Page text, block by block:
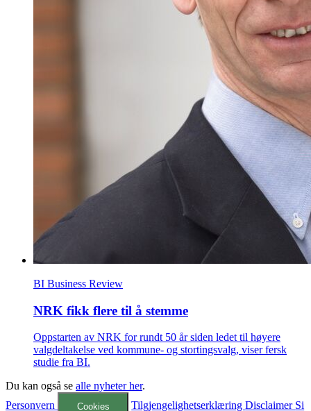
BI Business Review
NRK fikk flere til å stemme
Oppstarten av NRK for rundt 50 år siden ledet til høyere
valgdeltakelse ved kommune- og stortingsvalg, viser fersk
studie fra BI.
Du kan også se alle nyheter her.
Personvern
Cookies TilgjengelighetserklæringDisclaimer Si